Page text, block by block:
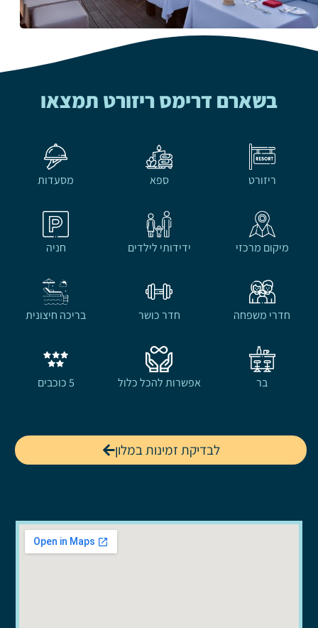
בשארם דרימס ריזורט תמצאו
ריזורט ספא מסעדות
מיקום מרכזי ידידותי לילדים חניה
חדרי משפחה חדר כושר בריכה חיצונית
בר אפשרות להכל כלול 5 כוכבים
לבדיקת זמינות במלון